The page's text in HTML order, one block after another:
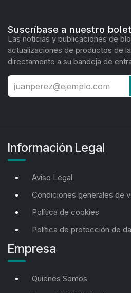
Suscríbase a nuestro
Las noticias y publicaciones de
actualizaciones de productos de
directamente a su bandeja de
Información Legal
Aviso Legal
Condiciones generales de
Política de cookies
Política de protección de
Empresa
Quienes Somos